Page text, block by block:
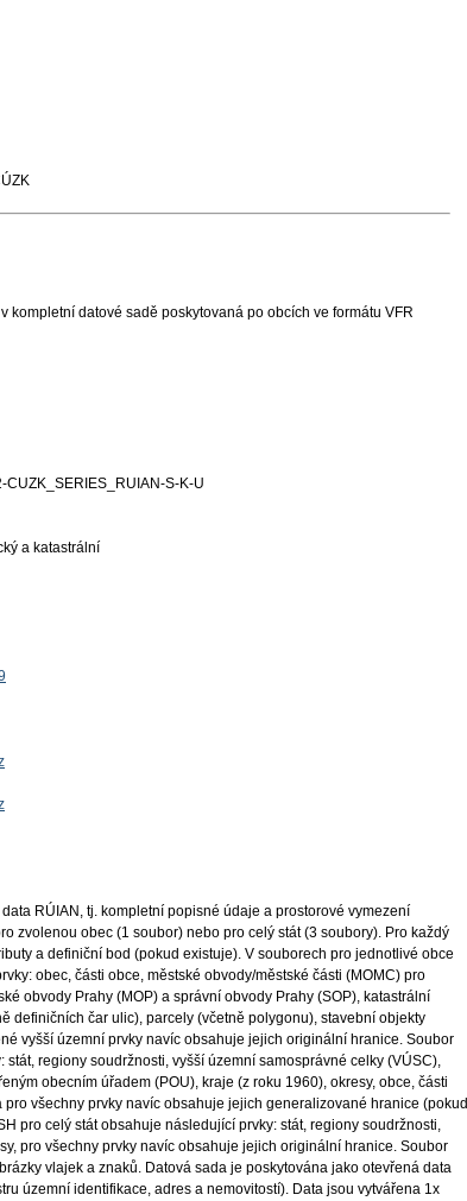
kompletní datové sadě poskytovaná po obcích ve formátu VFR
CUZK_SERIES_RUIAN-S-K-U
a katastrální
RÚIAN, tj. kompletní popisné údaje a prostorové vymezení
zvolenou obec (1 soubor) nebo pro celý stát (3 soubory). Pro každý
a definiční bod (pokud existuje). V souborech pro jednotlivé obce
obec, části obce, městské obvody/městské části (MOMC) pro
obvody Prahy (MOP) a správní obvody Prahy (SOP), katastrální
definičních čar ulic), parcely (včetně polygonu), stavební objekty
vyšší územní prvky navíc obsahuje jejich originální hranice. Soubor
regiony soudržnosti, vyšší územní samosprávné celky (VÚSC),
obecním úřadem (POU), kraje (z roku 1960), okresy, obce, části
pro všechny prvky navíc obsahuje jejich generalizované hranice (pokud
pro celý stát obsahuje následující prvky: stát, regiony soudržnosti,
pro všechny prvky navíc obsahuje jejich originální hranice. Soubor
vlajek a znaků. Datová sada je poskytována jako otevřená data
územní identifikace, adres a nemovitostí). Data jsou vytvářena 1x